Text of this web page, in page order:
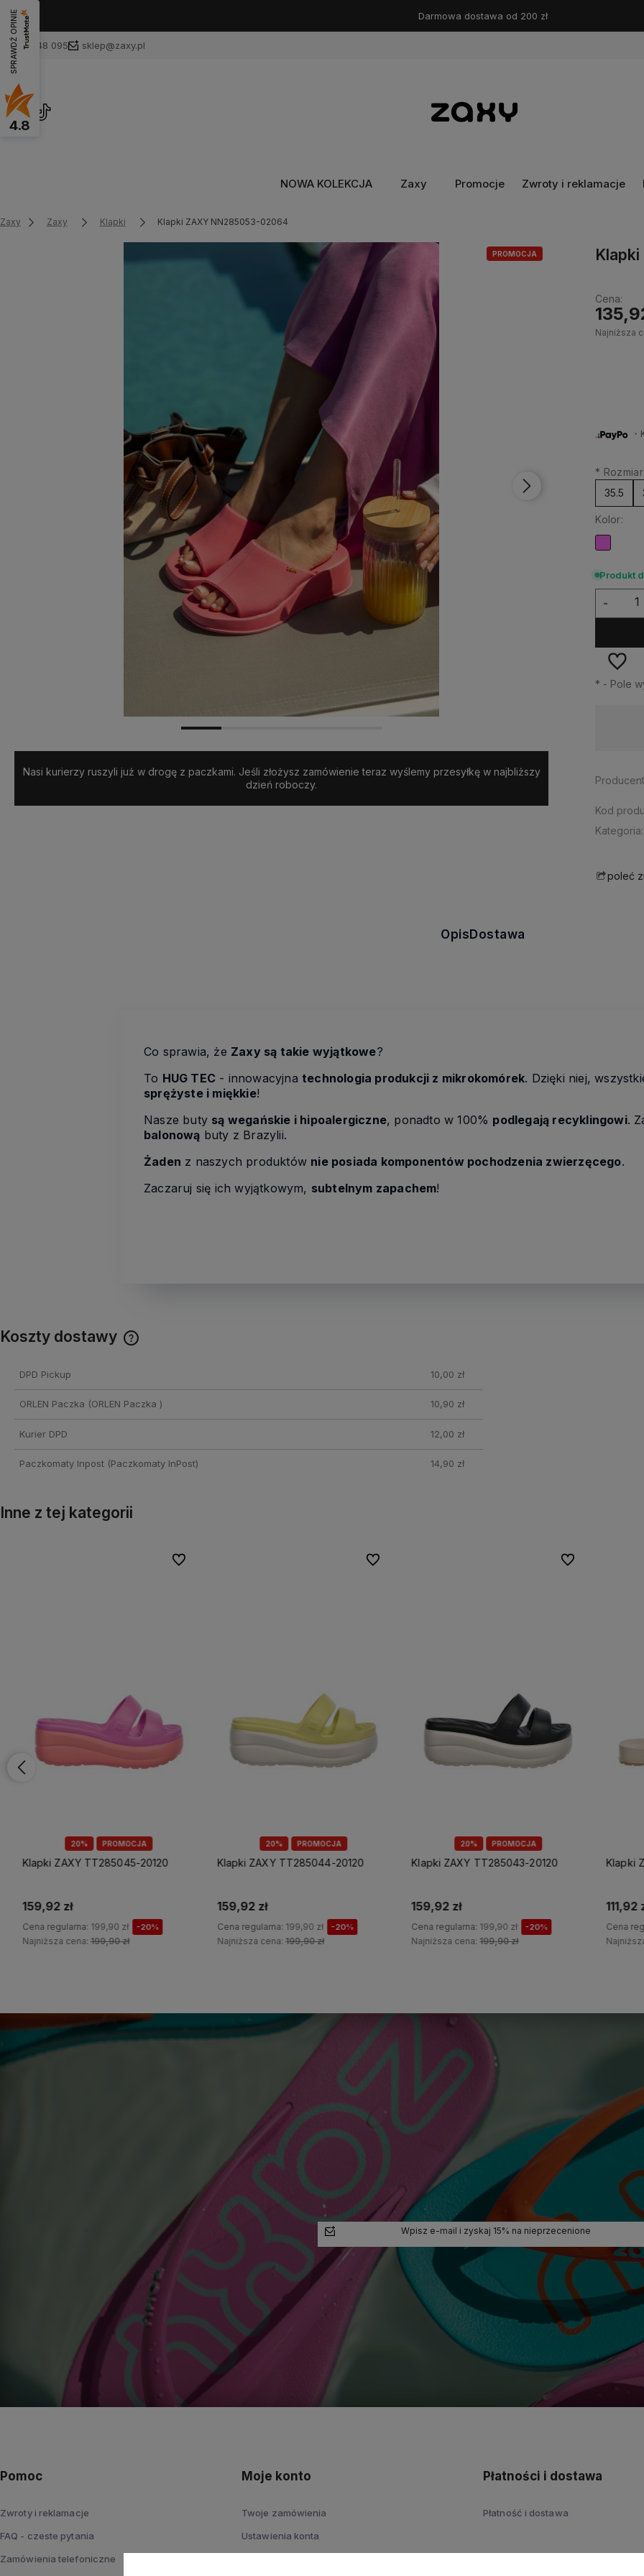
Darmowa dostawa od 200 zł
601 748 095 sklep@zaxy.pl
NOWA KOLEKCJA Zaxy Promocje Zwroty i reklamacje
Zaxy Zaxy Klapki Klapki ZAXY NN285053-02064
PROMOCJA
Nasi kurierzy ruszyli już w drogę z paczkami. Jeśli złożysz zamówienie teraz wyślemy przesyłkę w najbliższy
dzień roboczy.
Cena:
Najniższa
* Rozmiar:
35.5
Kolor:
Produkt
-
* - Pole
Kod
Kategoria:
poleć
Opis Dostawa
Co sprawia, że Zaxy są takie wyjątkowe?
To HUG TEC - innowacyjnatechnologia produkcji z mikrokomórek. Dzięki niej,
sprężyste i miękkie!
Nasze buty są wegańskie i hipoalergiczne, ponadto w 100% podlegają recyklingowi.
balonową buty z Brazylii.
Żaden z naszych produktów nie posiada komponentów pochodzenia zwierzęcego.
Zaczaruj się ich wyjątkowym, subtelnym zapachem!
Koszty dostawy
DPD Pickup 10,00 zł
ORLEN Paczka (ORLEN Paczka ) 10,90 zł
Kurier DPD 12,00 zł
Paczkomaty Inpost(Paczkomaty InPost) 14,90 zł
Inne z tej kategorii
20% PROMOCJA
Klapki ZAXY TT285045-20120
159,92 zł
Cena regularna:199,90 zł -20%
Najniższa cena:199,90 zł
Do ulubionych
Do ulubionych
20% PROMOCJA
Klapki ZAXY TT285044-20120
159,92 zł
Cena regularna:199,90 zł -20%
Najniższa cena:199,90 zł
Do ulubionych
Do ulubionych
20% PROMOCJA
Klapki ZAXY TT285043-20120
159,92 zł
Cena regularna:199,90 zł -20%
Najniższa cena:199,90 zł
Do ulubionych
Do ulubionych
Klapki
111,92 zł
Cena
Najniższa
Wpisz e-mail i zyskaj 15% na nieprzecenione
Pomoc
Zwroty i reklamacje
FAQ - czeste pytania
Zamówienia telefoniczne
Moje konto
Twoje zamówienia
Ustawienia konta
Płatności i dostawa
Płatność i dostawa
SPRAWDŹ OPINIE
4.8